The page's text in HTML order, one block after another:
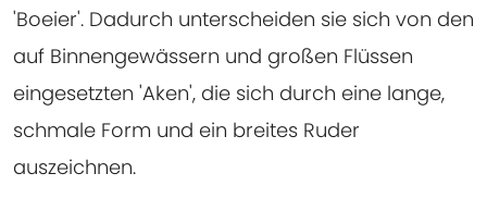
'Boeier'. Dadurch unterscheiden sie sich von den
auf Binnengewässern und großen Flüssen
eingesetzten 'Aken', die sich durch eine lange,
schmale Form und ein breites Ruder
auszeichnen.